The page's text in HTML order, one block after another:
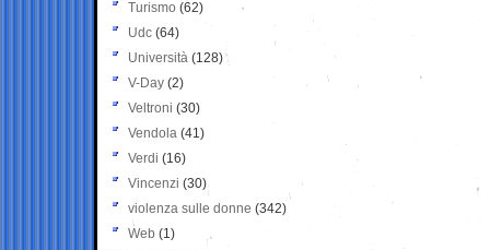
Turismo (62)
Udc (64)
Università (128)
V-Day (2)
Veltroni (30)
Vendola (41)
Verdi (16)
Vincenzi (30)
violenza sulle donne (342)
Web (1)